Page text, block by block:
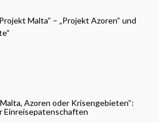
Malta“ – „Projekt Azoren“ und
Azoren oder Krisengebieten“:
Einreisepatenschaften